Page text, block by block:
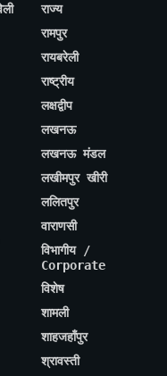
राज्य
रामपुर
रायबरेली
राष्ट्रीय
लक्षद्वीप
लखनऊ
लखनऊ मंडल
लखीमपुर खीरी
ललितपुर
वाराणसी
विभागीय /
Corporate
विशेष
शामली
शाहजहाँपुर
श्रावस्ती